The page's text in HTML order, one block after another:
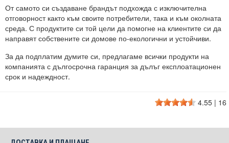
От самото си създаване брандът подхожда с изключителна
отговорност както към своите потребители, така и към околната
среда. С продуктите си той цели да помогне на клиентите си да
направят собствените си домове по-екологични и устойчиви.
За да подплатим думите си, предлагаме всички продукти на
компанията с дългосрочна гаранция за дълъг експлоатационен
срок и надеждност.
4.55 | 16